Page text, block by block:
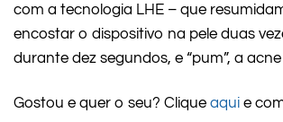
com a tecnologia LHE – que
encostar o dispositivo na pele duas
durante dez segundos, e “pum”, a
Gostou e quer o seu? Clique aqui e